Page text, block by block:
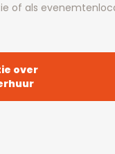
of als
over